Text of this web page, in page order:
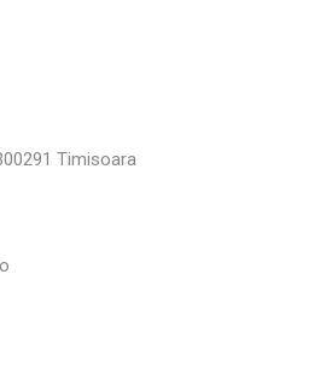
Timisoara